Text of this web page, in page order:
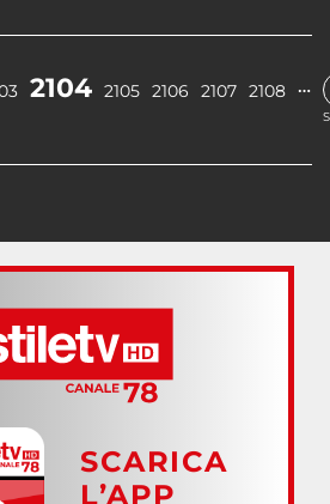
2104 2105 2106 2107 2108 …
SCARICA
L’APP